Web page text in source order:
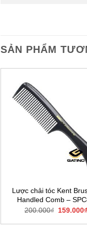
SẢN PHẨM
Lược chải tóc Kent
Handled Comb –
200.000₫ Original
was:
159.000₫